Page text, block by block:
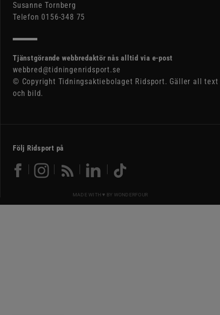
Susanne Tornberg
Telefon 0156-348 75
Tjänstgörande webbredaktör nås alltid via e-post
webbred@tidningenridsport.se
© Copyright Tidningsaktiebolaget Ridsport. Gäller all text
och bild.
Följ Ridsport på
MADE WITH ♥ BY WONDERFOUR